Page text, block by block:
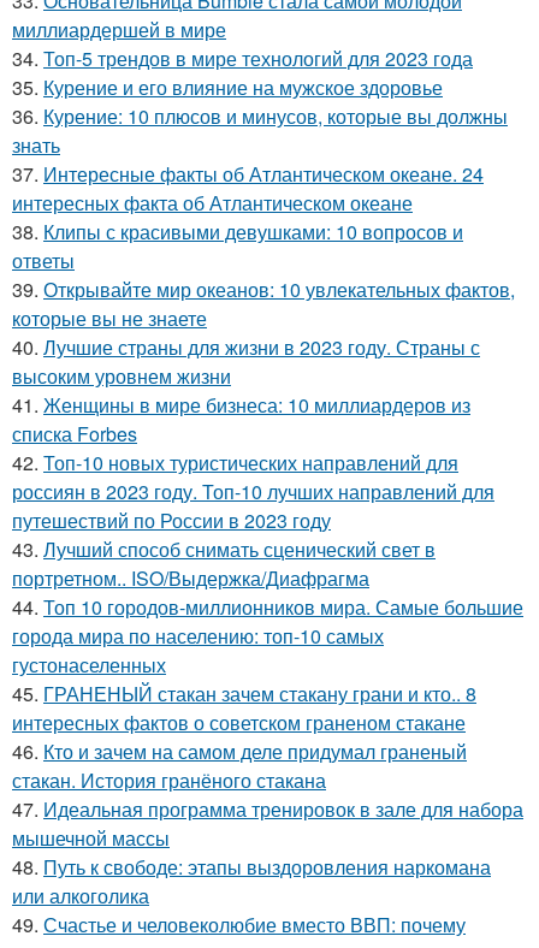
миллиардершей в мире
34. Топ-5 трендов в мире технологий для 2023 года
35. Курение и его влияние на мужское здоровье
36. Курение: 10 плюсов и минусов, которые вы должны
знать
37. Интересные факты об Атлантическом океане. 24
интересных факта об Атлантическом океане
38. Клипы с красивыми девушками: 10 вопросов и
ответы
39. Открывайте мир океанов: 10 увлекательных фактов,
которые вы не знаете
40. Лучшие страны для жизни в 2023 году. Страны с
высоким уровнем жизни
41. Женщины в мире бизнеса: 10 миллиардеров из
списка Forbes
42. Топ-10 новых туристических направлений для
россиян в 2023 году. Топ-10 лучших направлений для
путешествий по России в 2023 году
43. Лучший способ снимать сценический свет в
портретном.. ISO/Выдержка/Диафрагма
44. Топ 10 городов-миллионников мира. Самые большие
города мира по населению: топ-10 самых
густонаселенных
45. ГРАНЕНЫЙ стакан зачем стакану грани и кто.. 8
интересных фактов о советском граненом стакане
46. Кто и зачем на самом деле придумал граненый
стакан. История гранёного стакана
47. Идеальная программа тренировок в зале для набора
мышечной массы
48. Путь к свободе: этапы выздоровления наркомана
или алкоголика
49. Счастье и человеколюбие вместо ВВП: почему